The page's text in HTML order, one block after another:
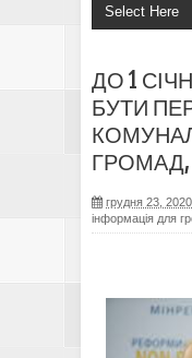
ДО 1
БУТИ
ГРОМАД,
грудня 23, 2020
інформація для